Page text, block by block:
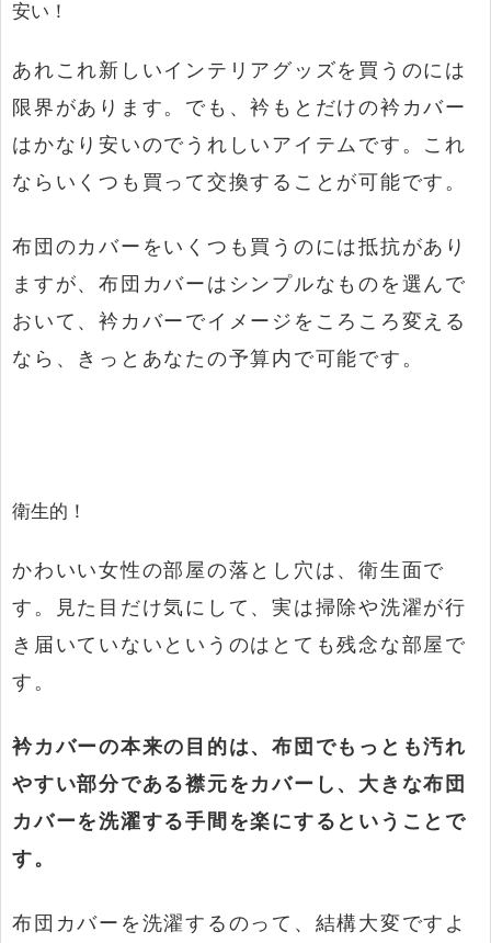
安い！
あれこれ新しいインテリアグッズを買うのには
限界があります。でも、衿もとだけの衿カバー
はかなり安いのでうれしいアイテムです。これ
ならいくつも買って交換することが可能です。
布団のカバーをいくつも買うのには抵抗があり
ますが、布団カバーはシンプルなものを選んで
おいて、衿カバーでイメージをころころ変える
なら、きっとあなたの予算内で可能です。
衛生的！
かわいい女性の部屋の落とし穴は、衛生面で
す。見た目だけ気にして、実は掃除や洗濯が行
き届いていないというのはとても残念な部屋で
す。
衿カバーの本来の目的は、布団でもっとも汚れ
やすい部分である襟元をカバーし、大きな布団
カバーを洗濯する手間を楽にするということで
す。
布団カバーを洗濯するのって、結構大変ですよ